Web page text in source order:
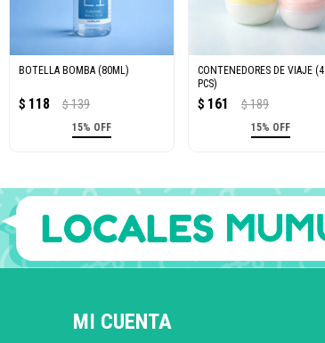
BOTELLA BOMBA (80ML)
$ 118 $ 139
15% OFF
CONTENEDORES DE VIAJE (4
PCS)
$ 161 $ 189
15% OFF
MI CUENTA